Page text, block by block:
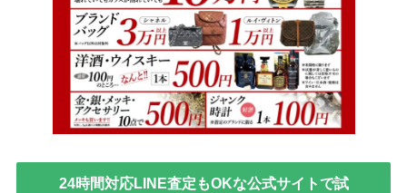
24時間対応LINE査定もOKな公式サイトで試